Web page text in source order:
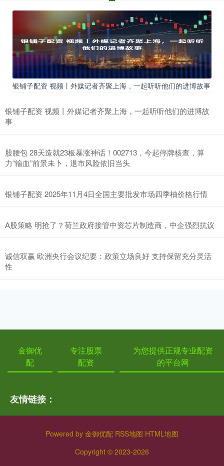
银铺子配资 视频丨外媒记者齐聚上海，一起听听他们的进博故事
银铺子配资 视频丨外媒记者齐聚上海，一起听听他们的进博故
事
股腰包 28天造就23板暴涨神话！002713，今起停牌核查，算
力“输血”前景未卜，退市风险依旧当头
银铺子配资 2025年11月4日全国主要批发市场四季柚价格行情
A股策略 明抢了？荷兰政府接管中资芯片制造商，中企强烈抗议
诚信双赢 欧洲央行会议纪要：政策立场良好 支持保留充分灵活
性
金御优
配
专注股票
配资
为您提供正规专业配资
的平台网
友情链接：
Powered by 金御优配 RSS地图 HTML地图
Copyright © 2023-2026